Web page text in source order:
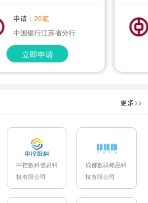
申请：20笔
中国银行江苏省分行
立即申请
更多>>
中控数科信息科
技有限公司
成都数联铭品科
技有限公司